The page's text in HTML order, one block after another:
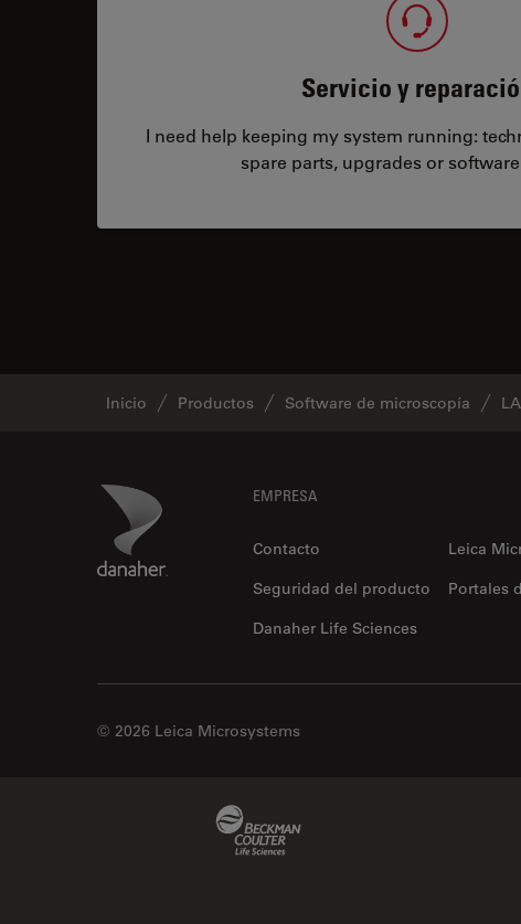
Servicio y
I need help keeping my system running:
spare parts, upgrades or
Inicio Productos Software de microscopía
Danaher Logo EMPRESA
Contacto
Leica
Seguridad del producto
Portales
Danaher Life Sciences
© 2026 Leica Microsystems